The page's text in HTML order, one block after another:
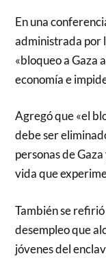
En una
administrada por
«bloqueo a Gaza
economía e
Agregó que «el
debe ser
personas de
vida que
También se
desempleo que
jóvenes del